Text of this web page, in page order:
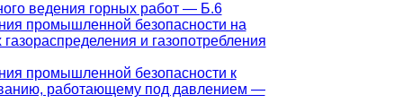
ведения горных работ — Б.6
промышленной безопасности на
газораспределения и газопотребления
промышленной безопасности к
работающему под давлением —